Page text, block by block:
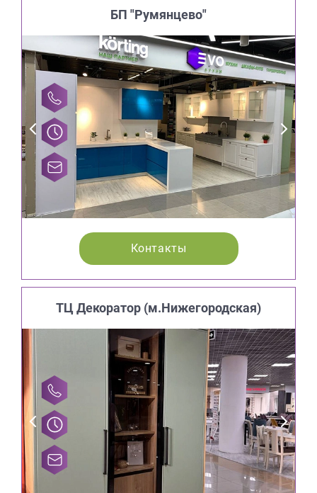
БП "Румянцево"
Контакты
ТЦ Декоратор (м.Нижегородская)